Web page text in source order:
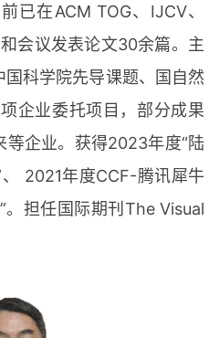
已在ACM TOG、IJCV、
会议发表论文30余篇。主
科学院先导课题、国自然
企业委托项目，部分成果
等企业。获得2023年度“陆
2021年度CCF-腾讯犀牛
。担任国际期刊The Visual